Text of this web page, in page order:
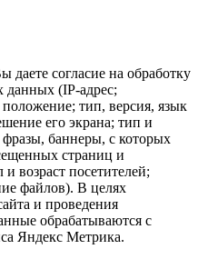
даете согласие на обработку
данных (IP-адрес;
положение; тип, версия, язык
его экрана; тип и
баннеры, с которых
страниц и
возраст посетителей;
файлов). В целях
и проведения
обрабатываются с
Яндекс Метрика.